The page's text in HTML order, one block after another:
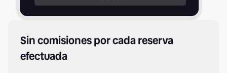
Sin comisiones por cada reserva
efectuada